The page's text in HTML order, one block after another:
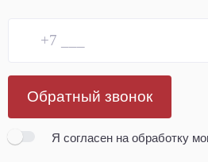
Обратный звонок
Я согласен на обработку